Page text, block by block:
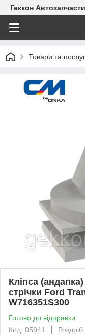
Геккон
Товари та
Кліпса
стрічки Ford
W716351S300
Готово до відправки
Код: 05941
Роздріб